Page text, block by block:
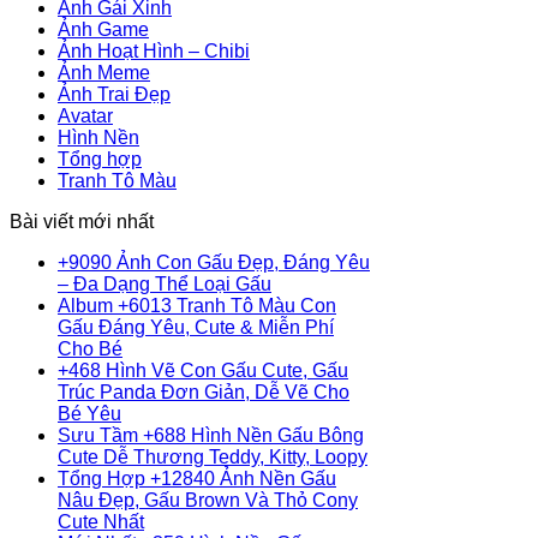
Ảnh Gái Xinh
Ảnh Game
Ảnh Hoạt Hình – Chibi
Ảnh Meme
Ảnh Trai Đẹp
Avatar
Hình Nền
Tổng hợp
Tranh Tô Màu
Bài viết mới nhất
+9090 Ảnh Con Gấu Đẹp, Đáng Yêu
– Đa Dạng Thể Loại Gấu
có
bình
ở
+9090
Con
Gấu
Đẹp,
Đáng
Album +6013 Tranh Tô Màu Con
Gấu Đáng Yêu, Cute & Miễn Phí
Cho BéKhông
có
bình
ở
Album
+6013
Tranh
Tô
+468 Hình Vẽ Con Gấu Cute, Gấu
Trúc Panda Đơn Giản, Dễ Vẽ Cho
Bé Yêu
có
bình
luận
ở
+468
Sưu Tầm +688 Hình Nền Gấu Bông
Cute Dễ Thương Teddy, Kitty, LoopyKhông
Tổng Hợp +12840 Ảnh Nền Gấu
Nâu Đẹp, Gấu Brown Và Thỏ Cony
Cute NhấtKhông